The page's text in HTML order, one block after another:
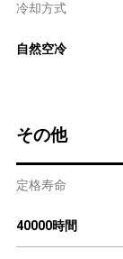
冷却方式
自然空冷
その他
定格寿命
40000時間